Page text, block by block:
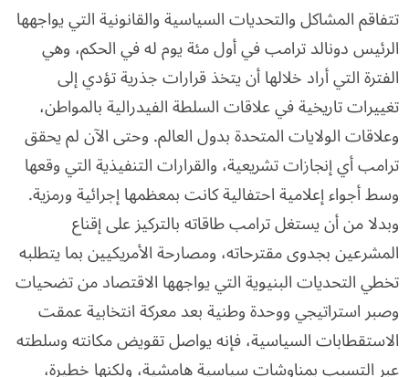
تتفاقم المشاكل والتحديات السياسية والقانونية التي يواجهها
الرئيس دونالد ترامب في أول مئة يوم له في الحكم، وهي
الفترة التي أراد خلالها أن يتخذ قرارات جذرية تؤدي إلى
تغييرات تاريخية في علاقات السلطة الفيدرالية بالمواطن،
وعلاقات الولايات المتحدة بدول العالم. وحتى الآن لم يحقق
ترامب أي إنجازات تشريعية، والقرارات التنفيذية التي وقعها
وسط أجواء إعلامية احتفالية كانت بمعظمها إجرائية ورمزية.
وبدلا من أن يستغل ترامب طاقاته بالتركيز على إقناع
المشرعين بجدوى مقترحاته، ومصارحة الأمريكيين بما يتطلبه
تخطي التحديات البنيوية التي يواجهها الاقتصاد من تضحيات
وصبر استراتيجي ووحدة وطنية بعد معركة انتخابية عمقت
الاستقطابات السياسية، فإنه يواصل تقويض مكانته وسلطته
عبر التسبب بمناوشات سياسية هامشية، ولكنها خطيرة،